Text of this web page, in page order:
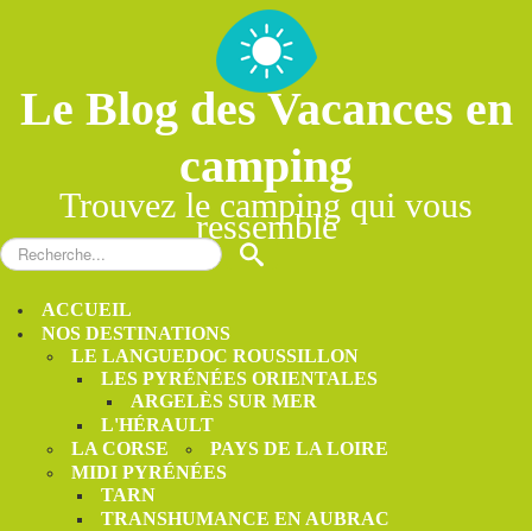
Le Blog des Vacances en
camping
Trouvez le camping qui vous
ressemble
Rechercher S
ACCUEIL
NOS DESTINATIONS
LE LANGUEDOC ROUSSILLON
LES PYRÉNÉES ORIENTALES
ARGELÈS SUR MER
L'HÉRAULT
LA CORSE
PAYS DE LA LOIRE
MIDI PYRÉNÉES
TARN
TRANSHUMANCE EN AUBRAC